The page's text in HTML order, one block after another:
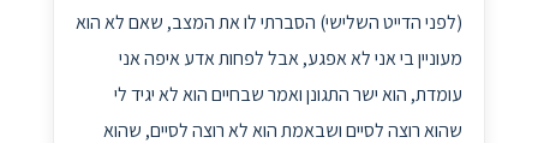
(לפני הדייט השלישי) הסברתי לו את המצב, שאם לא הוא
מעוניין בי אני לא אפגע, אבל לפחות אדע איפה אני
עומדת, הוא ישר התגונן ואמר שבחיים הוא לא יגיד לי
שהוא רוצה לסיים ושבאמת הוא לא רוצה לסיים, שהוא